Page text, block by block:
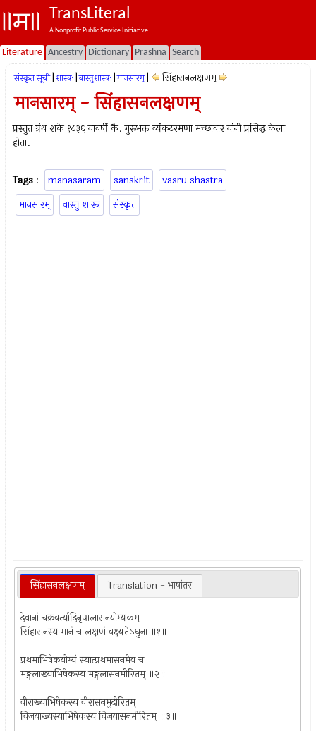
TransLiteral
A Nonprofit Public Service Initiative.
Literature Ancestry Dictionary Prashna Search
संस्कृत सूची शास्त्रः वास्तुशास्त्रः मानसारम् सिंहासनलक्षणम्
मानसारम् - सिंहासनलक्षणम्
प्रस्तुत ग्रंथ शके १८३६ यावर्षी कै. गुरूभक्त व्यंकटरमणा मच्छावार यांनी प्रसिद्ध केला
होता.
Tags : manasaram sanskrit
vasru shastra
मानसारम्
वास्तु शास्त्र संस्कृत
सिंहासनलक्षणम् Translation - भाषांतर
देवानां चक्रवर्त्यादिनृपालासनयोग्यकम्
सिंहासनस्य मानं च लक्षणं वक्ष्यतेऽधुना ॥१॥
प्रथमाभिषेकयोग्यं स्यात्प्रथमासनमेव च
मङ्गलाख्याभिषेकस्य मङ्गलासनमीरितम् ॥२॥
वीराख्याभिषेकस्य वीरासनमुदीरितम्
विजयाख्यस्याभिषेकस्य विजयासनमीरितम् ॥३॥